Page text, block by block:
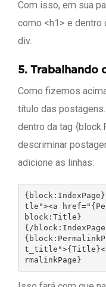
Com isso, em sua
como <h1> e dentro
div.
5. Trabalhando
Como fizemos
título das
dentro da tag
descriminar
adicione as linhas:
tle"><a
block:Title}
{/
rmalinkPage}